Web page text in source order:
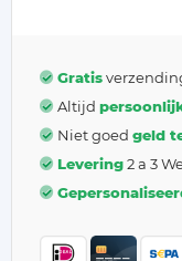
Gratis
Altijd
Niet goed geld
Levering2 a 3